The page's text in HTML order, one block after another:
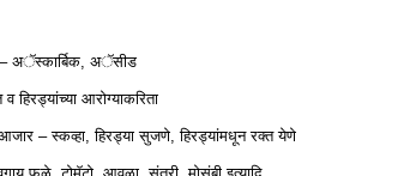
– अॅस्कार्बिक, अॅसीड
हिरड्यांच्या आरोग्याकरिता
आजार – स्कव्हा, हिरड्या सुजणे, हिरड्यांमधून रक्त येणे